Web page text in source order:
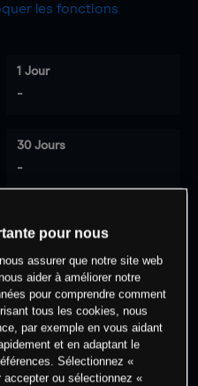
les fonctions
1 Jour
-
30 Jours
-
position à
à trader
pour nous
assurer que notre site web
aider à améliorer notre
pour comprendre comment
tous les cookies, nous
par exemple en vous aidant
et en adaptant le
Sélectionnez «
ou sélectionnez «